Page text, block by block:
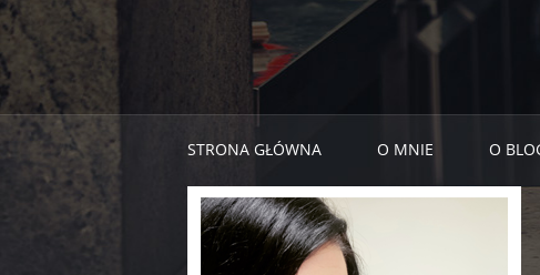
STRONA GŁÓWNA O MNIE O